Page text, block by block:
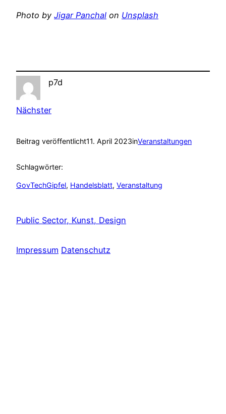
Photo by Jigar Panchal on Unsplash
p7d
Nächster
Beitrag veröffentlicht11. April 2023inVeranstaltungen
Schlagwörter:
GovTechGipfel, Handelsblatt, Veranstaltung
Public Sector, Kunst, Design
Impressum Datenschutz